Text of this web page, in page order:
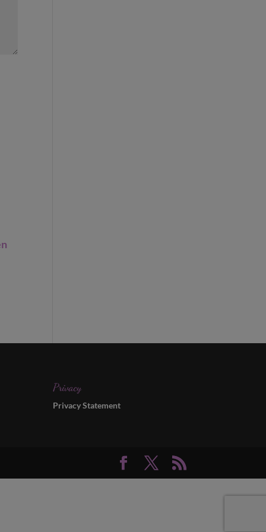
Privacy
Privacy Statement